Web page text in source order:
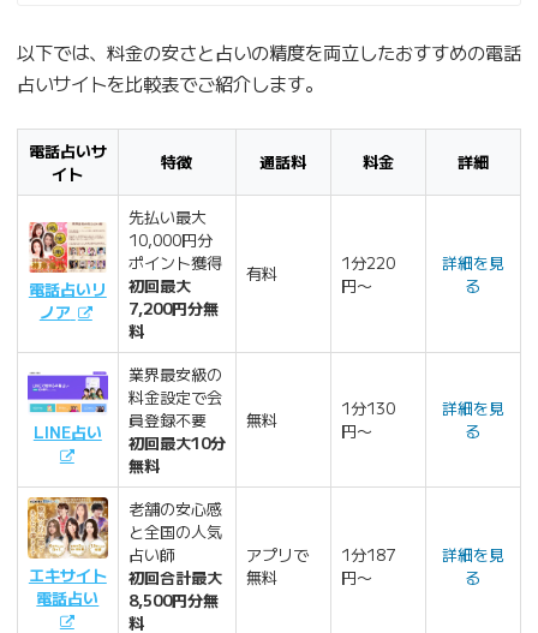
以下では、料金の安さと占いの精度を両立したおすすめの電話
占いサイトを比較表でご紹介します。
電話占いサ
イト
特徴 通話料 料金 詳細
電話占いリ
ノア
先払い最大
10,000円分
ポイント獲得
初回最大
7,200円分無
料
有料
1分220
円〜
詳細を見
る
LINE占い
業界最安級の
料金設定で会
員登録不要
初回最大10分
無料
無料
1分130
円〜
詳細を見
る
エキサイト
電話占い
老舗の安心感
と全国の人気
占い師
初回合計最大
8,500円分無
料
アプリで
無料
1分187
円〜
詳細を見
る